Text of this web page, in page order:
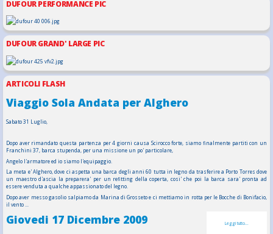
DUFOUR PERFORMANCE PIC
DUFOUR GRAND' LARGE PIC
ARTICOLI FLASH
Viaggio Sola Andata per Alghero
Sabato 31 Luglio,
Dopo aver rimandato questa partenza per 4 giorni causa Scirocco forte, siamo finalmente partiti con un
Franchini 37, barca stupenda, per una missione un po' particolare,
Angelo l'armatore ed io siamo l'equipaggio.
La meta e' Alghero, dove ci aspetta una barca degli anni 60 tutta in legno da trasferire a Porto Torres dove
un maestro d'ascia la preparera' per un refitting della coperta, cosi' che poi la barca sara' pronta ad
essere venduta a qualche appassionato del legno.
Dopo aver messo gasolio salpiamo da Marina di Grosseto e ci mettiamo in rotta per le Bocche di Bonifacio,
il vento ...
Leggi tutto...
Giovedi 17 Dicembre 2009